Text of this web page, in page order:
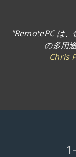
"RemotePC は
の多用
Chris